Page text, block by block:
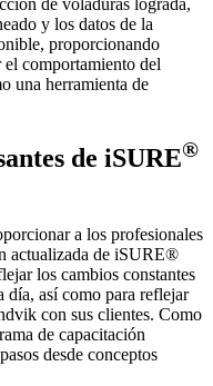
y los datos de la
proporcionando
comportamiento del
una herramienta de
de iSURE®
a los profesionales
actualizada de iSURE®
los cambios constantes
día, así como para reflejar
con sus clientes. Como
de capacitación
desde conceptos